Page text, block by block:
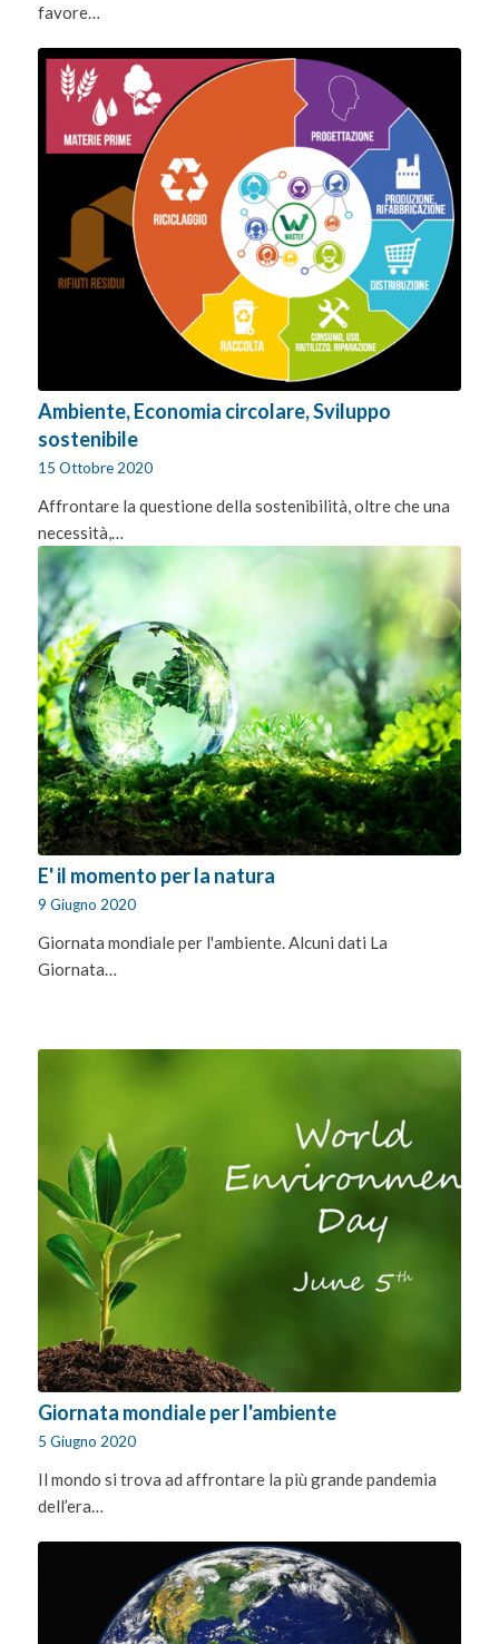
favore…
Ambiente, Economia circolare, Sviluppo
sostenibile
15 Ottobre 2020
Affrontare la questione della sostenibilità, oltre che una
necessità,…
E' il momento per la natura
9 Giugno 2020
Giornata mondiale per l'ambiente. Alcuni dati La
Giornata…
Giornata mondiale per l'ambiente
5 Giugno 2020
Il mondo si trova ad affrontare la più grande pandemia
dell’era…